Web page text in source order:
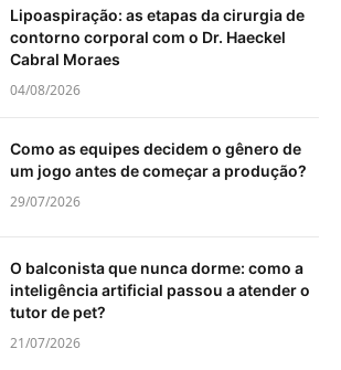
Lipoaspiração: as etapas da cirurgia de
contorno corporal com o Dr. Haeckel
Cabral Moraes
04/08/2026
Como as equipes decidem o gênero de
um jogo antes de começar a produção?
29/07/2026
O balconista que nunca dorme: como a
inteligência artificial passou a atender o
tutor de pet?
21/07/2026